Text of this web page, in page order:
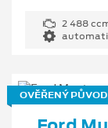
2 488
OVĚŘENÝ